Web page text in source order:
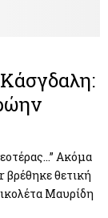
Ακόμα
θετική
Μαυρίδη